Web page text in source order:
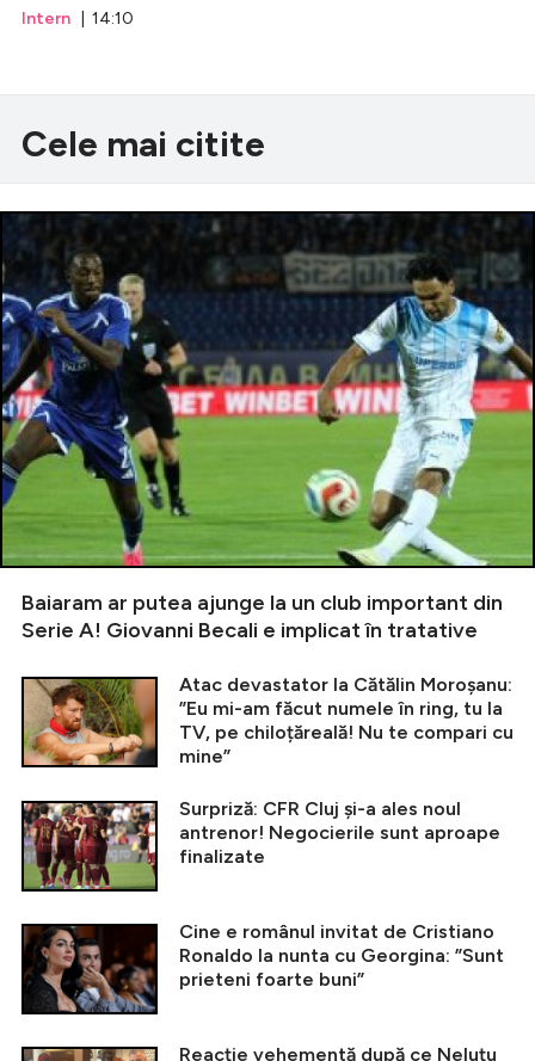
Intern | 14:10
Cele mai citite
Baiaram ar putea ajunge la un club important din
Serie A! Giovanni Becali e implicat în tratative
Atac devastator la Cătălin Moroșanu:
”Eu mi-am făcut numele în ring, tu la
TV, pe chiloțăreală! Nu te compari cu
mine”
Surpriză: CFR Cluj și-a ales noul
antrenor! Negocierile sunt aproape
finalizate
Cine e românul invitat de Cristiano
Ronaldo la nunta cu Georgina: ”Sunt
prieteni foarte buni”
Reacție vehementă după ce Neluțu